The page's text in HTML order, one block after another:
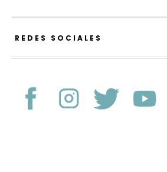
REDES SOCIALES